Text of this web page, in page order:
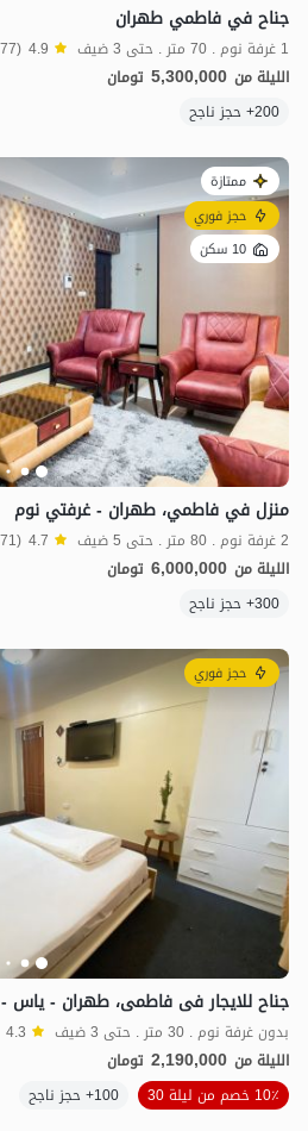
1.79مليون ت
جناح في فاطمي طهران
1 غرفة نوم . 70 متر . حتى 3 ضيف 4.9 (77 تعليق)
الليلة من 5,300,000 تومان
200+ حجز ناجح
ممتازة
حجز فوري
10 سكن
منزل في فاطمي، طهران - غرفتي نوم
2 غرفة نوم . 80 متر . حتى 5 ضيف 4.7 (71 تعليق)
الليلة من 6,000,000 تومان
300+ حجز ناجح
حجز فوري
جناح للایجار فی فاطمی، طهران - یاس - 30 متر مربع
بدون غرفة نوم . 30 متر . حتى 3 ضيف 4.3
الليلة من 2,190,000 تومان
10٪ خصم من ليلة 30
100+ حجز ناجح